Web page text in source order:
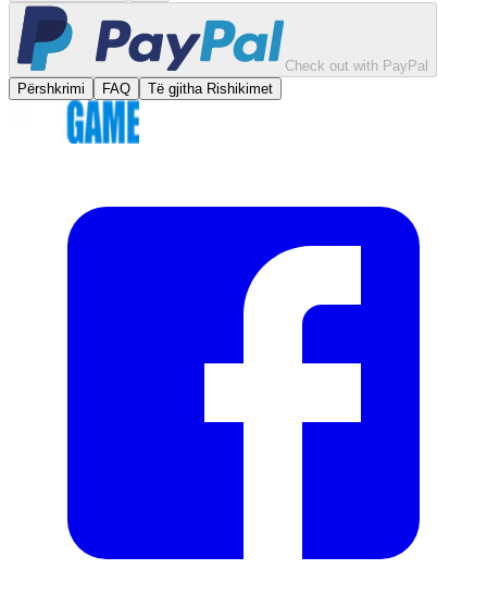
Check out with PayPal
Përshkrimi
FAQ Të gjitha Rishikimet